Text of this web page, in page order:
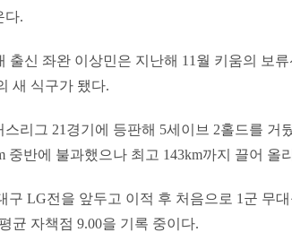
다.
출신 좌완 이상민은 지난해 11월 키움의 보
새 식구가 됐다.
스리그 21경기에 등판해 5세이브 2홀드를 거
중반에 불과했으나 최고 143km까지 끌어 올
구 LG전을 앞두고 이적 후 처음으로 1군 무
균 자책점 9.00을 기록 중이다.